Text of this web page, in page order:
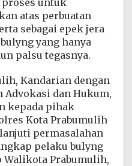
proses untuk
atas perbuatan
sebagai epek jera
yang hanya
palsu tegasnya.
Kandarian dengan
Advokasi dan Hukum,
kepada pihak
Kota Prabumulih
permasalahan
pelaku bulyng
Walikota Prabumulih,